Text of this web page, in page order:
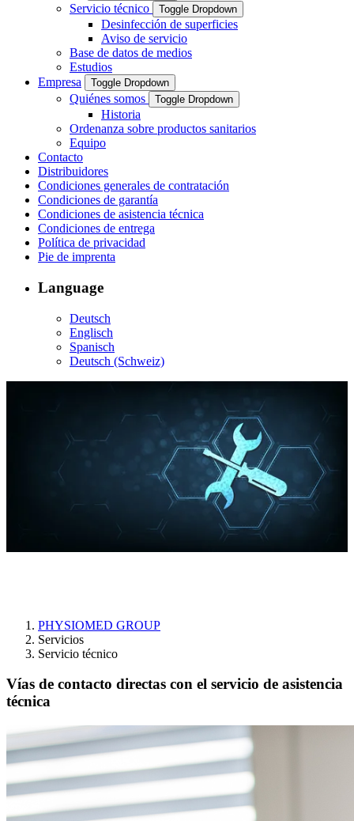
Servicio técnico Toggle Dropdown
Desinfección de superficies
Aviso de servicio
Base de datos de medios
Estudios
Empresa
Toggle Dropdown
Quiénes somos Toggle Dropdown
Historia
Ordenanza sobre productos sanitarios
Equipo
Contacto
Distribuidores
Condiciones generales de contratación
Condiciones de garantía
Condiciones de asistencia técnica
Condiciones de entrega
Política de privacidad
Pie de imprenta
Language
Deutsch
Englisch
Spanisch
Deutsch (Schweiz)
PHYSIOMED GROUP
Servicios
Servicio técnico
Vías de contacto directas con el servicio de asistencia
técnica